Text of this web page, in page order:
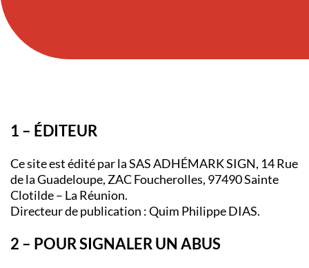
1 – ÉDITEUR
Ce site est édité par la SAS ADHÉMARK SIGN, 14 Rue
de la Guadeloupe, ZAC Foucherolles, 97490 Sainte
Clotilde – La Réunion.
Directeur de publication : Quim Philippe DIAS.
2 – POUR SIGNALER UN ABUS